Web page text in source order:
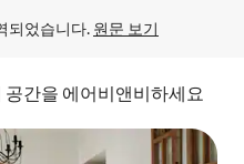
되었습니다. 원문 보기
공간을 에어비앤비하세요